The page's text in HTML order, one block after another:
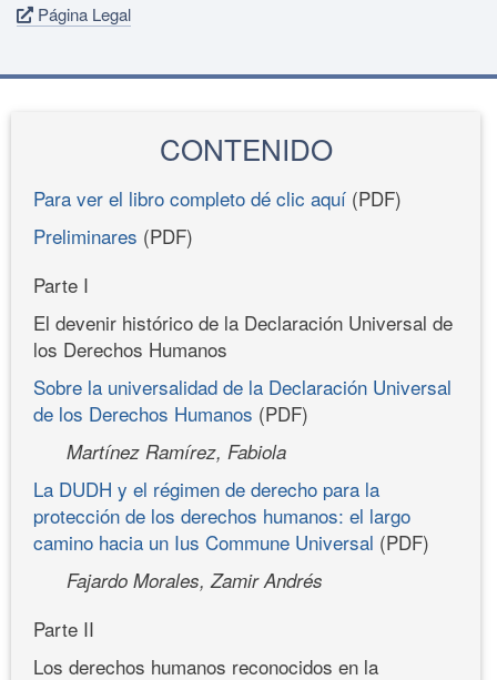
Página Legal
CONTENIDO
Para ver el libro completo dé clic aquí (PDF)
Preliminares (PDF)
Parte I
El devenir histórico de la Declaración Universal de
los Derechos Humanos
Sobre la universalidad de la Declaración Universal
de los Derechos Humanos (PDF)
Martínez Ramírez, Fabiola
La DUDH y el régimen de derecho para la
protección de los derechos humanos: el largo
camino hacia un Ius Commune Universal (PDF)
Fajardo Morales, Zamir Andrés
Parte II
Los derechos humanos reconocidos en la